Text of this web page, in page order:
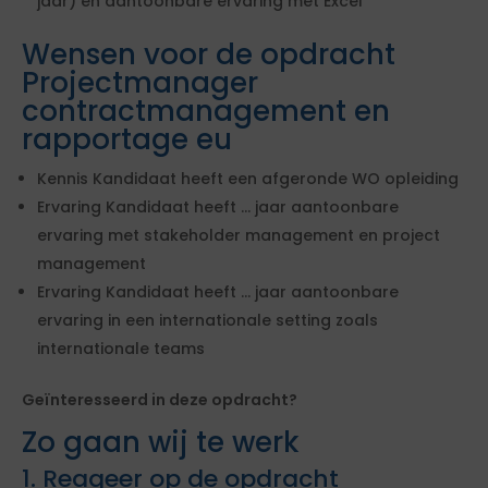
Wensen voor de opdracht
Projectmanager
contractmanagement en
rapportage eu
Kennis Kandidaat heeft een afgeronde WO opleiding
Ervaring Kandidaat heeft ... jaar aantoonbare
ervaring met stakeholder management en project
management
Ervaring Kandidaat heeft ... jaar aantoonbare
ervaring in een internationale setting zoals
internationale teams
Geïnteresseerd in deze opdracht?
Zo gaan wij te werk
1. Reageer op de opdracht